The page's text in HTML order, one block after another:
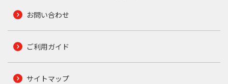
お問い合わせ
ご利用ガイド
サイトマップ